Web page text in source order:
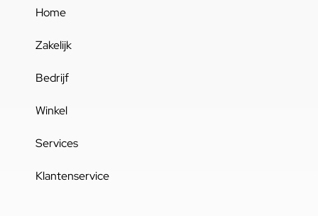
Home
Zakelijk
Bedrijf
Winkel
Services
Klantenservice